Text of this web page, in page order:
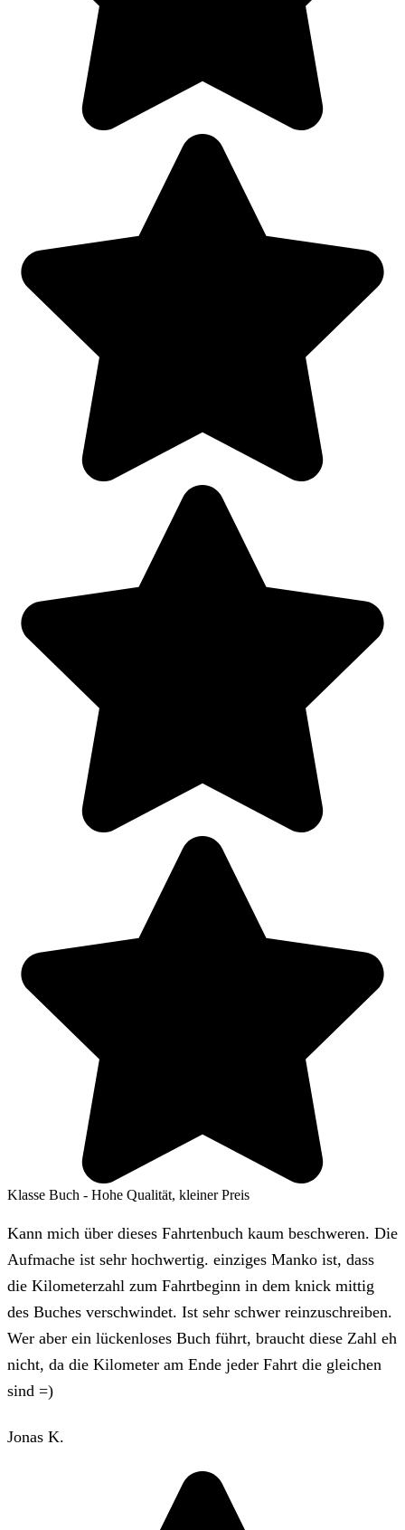
Klasse Buch - Hohe Qualität, kleiner Preis
Kann mich über dieses Fahrtenbuch kaum beschweren. Die
Aufmache ist sehr hochwertig. einziges Manko ist, dass
die Kilometerzahl zum Fahrtbeginn in dem knick mittig
des Buches verschwindet. Ist sehr schwer reinzuschreiben.
Wer aber ein lückenloses Buch führt, braucht diese Zahl eh
nicht, da die Kilometer am Ende jeder Fahrt die gleichen
sind =)
Jonas K.